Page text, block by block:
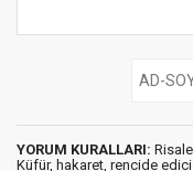
YORUM KURALLARI:
Küfür, hakaret, rencide